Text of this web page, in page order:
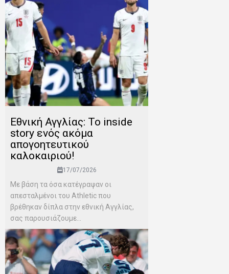
Εθνική Αγγλίας: Το inside
story ενός ακόμα
απογοητευτικού
καλοκαιριού!
17/07/2026
Mε βάση τα όσα κατέγραψαν οι
απεσταλμένοι του Αthletic που
βρέθηκαν δίπλα στην εθνική Αγγλίας,
σας παρουσιάζουμε...